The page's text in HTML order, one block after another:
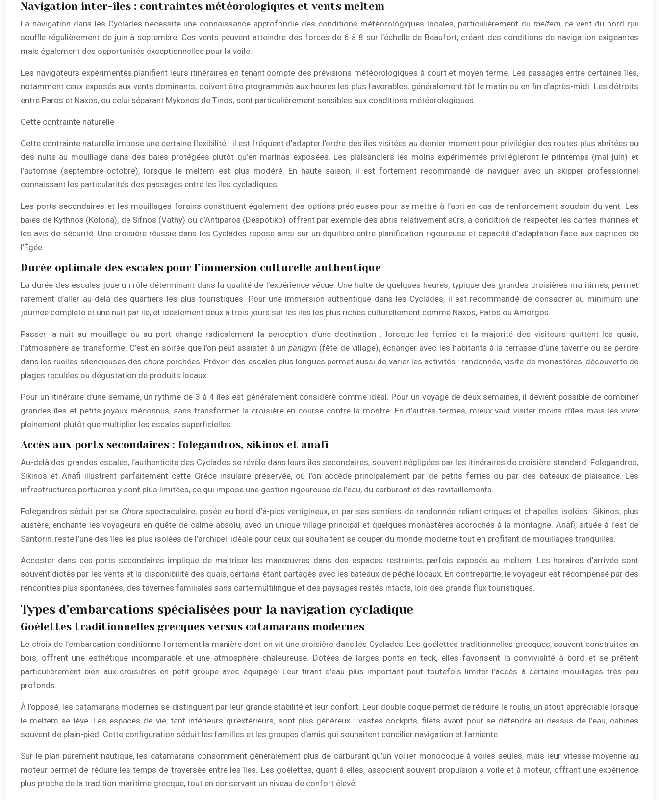
Navigation inter-îles : contraintes météorologiques et vents meltem
La navigation dans les Cyclades nécessite une connaissance approfondie des conditions météorologiques locales, particulièrement du meltem, ce vent du nord qui
souffle régulièrement de juin à septembre. Ces vents peuvent atteindre des forces de 6 à 8 sur l’échelle de Beaufort, créant des conditions de navigation exigeantes
mais également des opportunités exceptionnelles pour la voile.
Les navigateurs expérimentés planifient leurs itinéraires en tenant compte des prévisions météorologiques à court et moyen terme. Les passages entre certaines îles,
notamment ceux exposés aux vents dominants, doivent être programmés aux heures les plus favorables, généralement tôt le matin ou en fin d’après-midi. Les détroits
entre Paros et Naxos, ou celui séparant Mykonos de Tinos, sont particulièrement sensibles aux conditions météorologiques.
Cette contrainte naturelle
Cette contrainte naturelle impose une certaine flexibilité : il est fréquent d’adapter l’ordre des îles visitées au dernier moment pour privilégier des routes plus abritées ou
des nuits au mouillage dans des baies protégées plutôt qu’en marinas exposées. Les plaisanciers les moins expérimentés privilégieront le printemps (mai-juin) et
l’automne (septembre-octobre), lorsque le meltem est plus modéré. En haute saison, il est fortement recommandé de naviguer avec un skipper professionnel
connaissant les particularités des passages entre les îles cycladiques.
Les ports secondaires et les mouillages forains constituent également des options précieuses pour se mettre à l’abri en cas de renforcement soudain du vent. Les
baies de Kythnos (Kolona), de Sifnos (Vathy) ou d’Antiparos (Despotiko) offrent par exemple des abris relativement sûrs, à condition de respecter les cartes marines et
les avis de sécurité. Une croisière réussie dans les Cyclades repose ainsi sur un équilibre entre planification rigoureuse et capacité d’adaptation face aux caprices de
l’Égée.
Durée optimale des escales pour l’immersion culturelle authentique
La durée des escales joue un rôle déterminant dans la qualité de l’expérience vécue. Une halte de quelques heures, typique des grandes croisières maritimes, permet
rarement d’aller au-delà des quartiers les plus touristiques. Pour une immersion authentique dans les Cyclades, il est recommandé de consacrer au minimum une
journée complète et une nuit par île, et idéalement deux à trois jours sur les îles les plus riches culturellement comme Naxos, Paros ou Amorgos.
Passer la nuit au mouillage ou au port change radicalement la perception d’une destination : lorsque les ferries et la majorité des visiteurs quittent les quais,
l’atmosphère se transforme. C’est en soirée que l’on peut assister à unpanigyri (fête de village), échanger avec les habitants à la terrasse d’une taverne ou se perdre
dans les ruelles silencieuses des chora perchées. Prévoir des escales plus longues permet aussi de varier les activités : randonnée, visite de monastères, découverte de
plages reculées ou dégustation de produits locaux.
Pour un itinéraire d’une semaine, un rythme de 3 à 4 îles est généralement considéré comme idéal. Pour un voyage de deux semaines, il devient possible de combiner
grandes îles et petits joyaux méconnus, sans transformer la croisière en course contre la montre. En d’autres termes, mieux vaut visiter moins d’îles mais les vivre
pleinement plutôt que multiplier les escales superficielles.
Accès aux ports secondaires : folegandros, sikinos et anafi
Au-delà des grandes escales, l’authenticité des Cyclades se révèle dans leurs îles secondaires, souvent négligées par les itinéraires de croisière standard. Folegandros,
Sikinos et Anafi illustrent parfaitement cette Grèce insulaire préservée, où l’on accède principalement par de petits ferries ou par des bateaux de plaisance. Les
infrastructures portuaires y sont plus limitées, ce qui impose une gestion rigoureuse de l’eau, du carburant et des ravitaillements.
Folegandros séduit par sa Chora spectaculaire, posée au bord d’à-pics vertigineux, et par ses sentiers de randonnée reliant criques et chapelles isolées. Sikinos, plus
austère, enchante les voyageurs en quête de calme absolu, avec un unique village principal et quelques monastères accrochés à la montagne. Anafi, située à l’est de
Santorin, reste l’une des îles les plus isolées de l’archipel, idéale pour ceux qui souhaitent se couper du monde moderne tout en profitant de mouillages tranquilles.
Accoster dans ces ports secondaires implique de maîtriser les manœuvres dans des espaces restreints, parfois exposés au meltem. Les horaires d’arrivée sont
souvent dictés par les vents et la disponibilité des quais, certains étant partagés avec les bateaux de pêche locaux. En contrepartie, le voyageur est récompensé par des
rencontres plus spontanées, des tavernes familiales sans carte multilingue et des paysages restés intacts, loin des grands flux touristiques.
Types d’embarcations spécialisées pour la navigation cycladique
Goélettes traditionnelles grecques versus catamarans modernes
Le choix de l’embarcation conditionne fortement la manière dont on vit une croisière dans les Cyclades. Les goélettes traditionnelles grecques, souvent construites en
bois, offrent une esthétique incomparable et une atmosphère chaleureuse. Dotées de larges ponts en teck, elles favorisent la convivialité à bord et se prêtent
particulièrement bien aux croisières en petit groupe avec équipage. Leur tirant d’eau plus important peut toutefois limiter l’accès à certains mouillages très peu
profonds.
À l’opposé, les catamarans modernes se distinguent par leur grande stabilité et leur confort. Leur double coque permet de réduire le roulis, un atout appréciable lorsque
le meltem se lève. Les espaces de vie, tant intérieurs qu’extérieurs, sont plus généreux : vastes cockpits, filets avant pour se détendre au-dessus de l’eau, cabines
souvent de plain-pied. Cette configuration séduit les familles et les groupes d’amis qui souhaitent concilier navigation et farniente.
Sur le plan purement nautique, les catamarans consomment généralement plus de carburant qu’un voilier monocoque à voiles seules, mais leur vitesse moyenne au
moteur permet de réduire les temps de traversée entre les îles. Les goélettes, quant à elles, associent souvent propulsion à voile et à moteur, offrant une expérience
plus proche de la tradition maritime grecque, tout en conservant un niveau de confort élevé.